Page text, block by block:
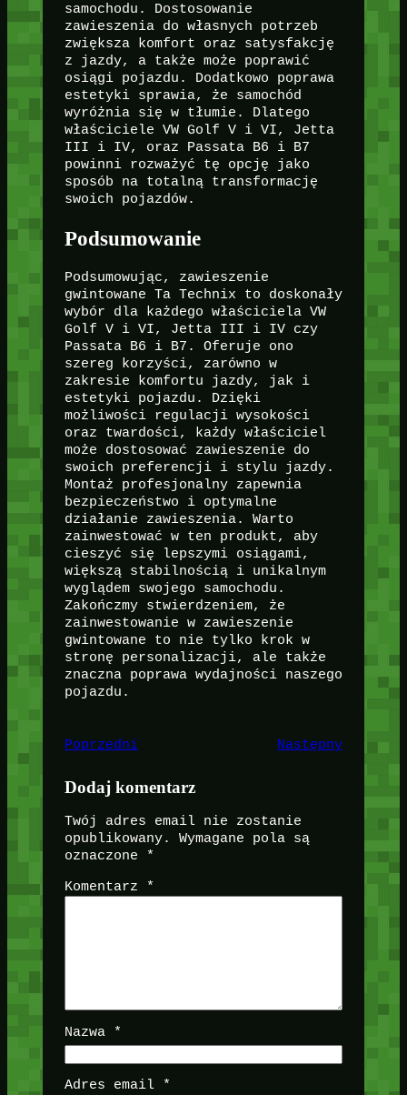
samochodu. Dostosowanie
zawieszenia do własnych potrzeb
zwiększa komfort oraz satysfakcję
z jazdy, a także może poprawić
osiągi pojazdu. Dodatkowo poprawa
estetyki sprawia, że samochód
wyróżnia się w tłumie. Dlatego
właściciele VW Golf V i VI, Jetta
III i IV, oraz Passata B6 i B7
powinni rozważyć tę opcję jako
sposób na totalną transformację
swoich pojazdów.
Podsumowanie
Podsumowując, zawieszenie
gwintowane Ta Technix to doskonały
wybór dla każdego właściciela VW
Golf V i VI, Jetta III i IV czy
Passata B6 i B7. Oferuje ono
szereg korzyści, zarówno w
zakresie komfortu jazdy, jak i
estetyki pojazdu. Dzięki
możliwości regulacji wysokości
oraz twardości, każdy właściciel
może dostosować zawieszenie do
swoich preferencji i stylu jazdy.
Montaż profesjonalny zapewnia
bezpieczeństwo i optymalne
działanie zawieszenia. Warto
zainwestować w ten produkt, aby
cieszyć się lepszymi osiągami,
większą stabilnością i unikalnym
wyglądem swojego samochodu.
Zakończmy stwierdzeniem, że
zainwestowanie w zawieszenie
gwintowane to nie tylko krok w
stronę personalizacji, ale także
znaczna poprawa wydajności naszego
pojazdu.
Poprzedni Następny
Dodaj komentarz
Twój adres email nie zostanie
opublikowany.
Wymagane pola są
oznaczone
*
Komentarz *
Nazwa *
Adres email *